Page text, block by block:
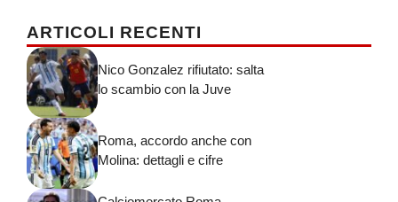
ARTICOLI RECENTI
Nico Gonzalez rifiutato: salta
lo scambio con la Juve
Roma, accordo anche con
Molina: dettagli e cifre